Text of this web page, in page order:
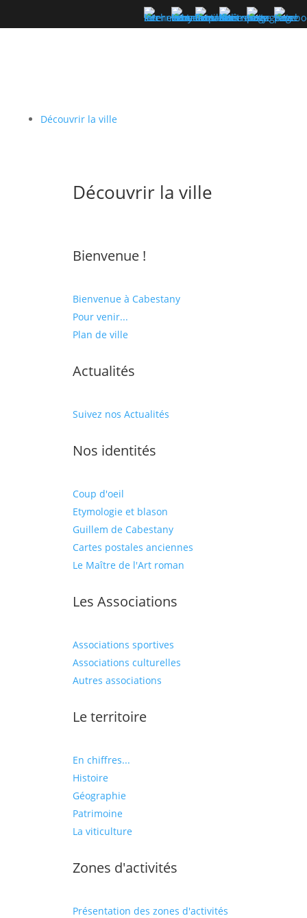
Découvrir la ville
Découvrir la ville
Bienvenue !
Bienvenue à Cabestany
Pour venir...
Plan de ville
Actualités
Suivez nos Actualités
Nos identités
Coup d'oeil
Etymologie et blason
Guillem de Cabestany
Cartes postales anciennes
Le Maître de l'Art roman
Les Associations
Associations sportives
Associations culturelles
Autres associations
Le territoire
En chiffres...
Histoire
Géographie
Patrimoine
La viticulture
Zones d'activités
Présentation des zones d'activités